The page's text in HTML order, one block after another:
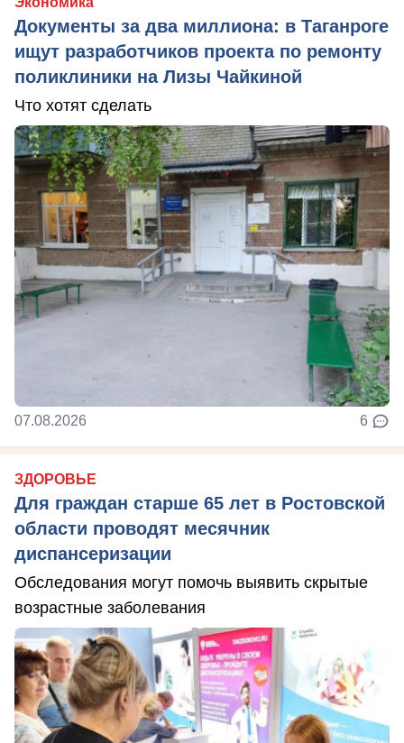
Документы за два миллиона: в Таганроге
ищут разработчиков проекта по ремонту
поликлиники на Лизы Чайкиной
Что хотят сделать
07.08.2026 6
ЗДОРОВЬЕ
Для граждан старше 65 лет в Ростовской
области проводят месячник
диспансеризации
Обследования могут помочь выявить скрытые
возрастные заболевания